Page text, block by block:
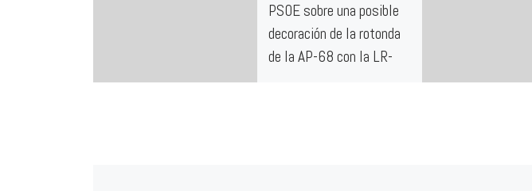
PSOE sobre una posible
decoración de la rotonda
de la AP-68 con la LR-